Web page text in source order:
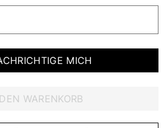
MICH
WARENKORB